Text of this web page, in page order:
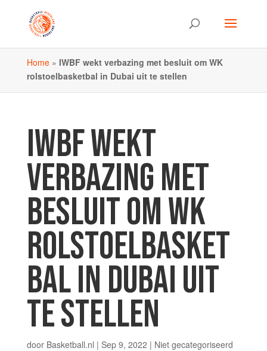
Home» IWBF wekt verbazing met besluit om WK
rolstoelbasketbal in Dubai uit te stellen
IWBF WEKT
VERBAZING MET
BESLUIT OM WK
ROLSTOELBASKET
BAL IN DUBAI UIT
TE STELLEN
door Basketball.nl | Sep 9, 2022 | Niet gecategoriseerd